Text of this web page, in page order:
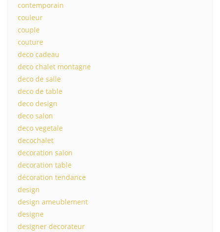
contemporain
couleur
couple
couture
deco cadeau
deco chalet montagne
deco de salle
deco de table
deco design
deco salon
deco vegetale
decochalet
decoration salon
decoration table
décoration tendance
design
design ameublement
designe
designer decorateur